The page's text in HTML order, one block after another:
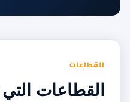
القطاعات
القطاعات